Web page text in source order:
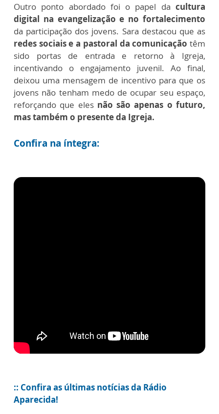
Outro ponto abordado foi o papel da cultura
digital na evangelização e no fortalecimento
da participação dos jovens. Sara destacou que as
redes sociais e a pastoral da comunicação têm
sido portas de entrada e retorno à Igreja,
incentivando o engajamento juvenil. Ao final,
deixou uma mensagem de incentivo para que os
jovens não tenham medo de ocupar seu espaço,
reforçando que eles não são apenas o futuro,
mas também o presente da Igreja.
Confira na íntegra:
:: Confira as últimas notícias da Rádio
Aparecida!